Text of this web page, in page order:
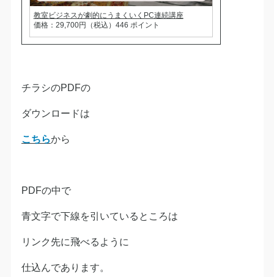
教室ビジネスが劇的にうまくいくPC連続講座
価格：29,700円（税込）446 ポイント
チラシのPDFの
ダウンロードは
こちらから
PDFの中で
青文字で下線を引いているところは
リンク先に飛べるように
仕込んであります。